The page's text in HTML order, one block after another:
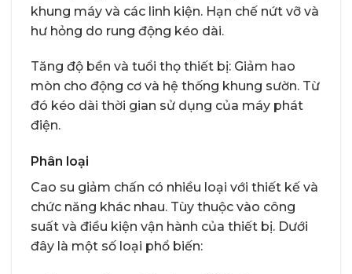
khung máy và các linh kiện. Hạn chế nứt vỡ và
hư hỏng do rung động kéo dài.
Tăng độ bền và tuổi thọ thiết bị: Giảm hao
mòn cho động cơ và hệ thống khung sườn. Từ
đó kéo dài thời gian sử dụng của máy phát
điện.
Phân loại
Cao su giảm chấn có nhiều loại với thiết kế và
chức năng khác nhau. Tùy thuộc vào công
suất và điều kiện vận hành của thiết bị. Dưới
đây là một số loại phổ biến: